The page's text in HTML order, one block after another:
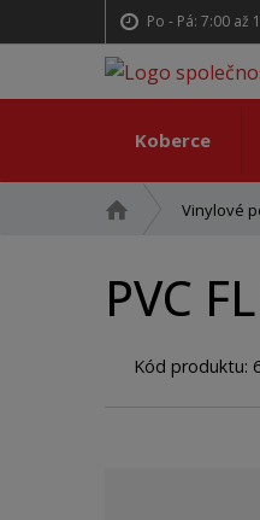
Po - Pá: 7:00 až
Koberce
d
s
Vinylové
PVC
Kód produktu: